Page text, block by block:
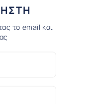
το email και